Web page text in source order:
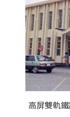
高屏雙軌